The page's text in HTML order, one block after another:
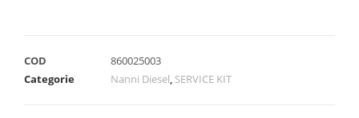
COD
860025003
Categorie
Nanni Diesel, SERVICE KIT